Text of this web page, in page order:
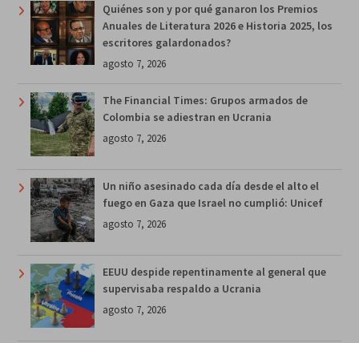
Quiénes son y por qué ganaron los Premios
Anuales de Literatura 2026 e Historia 2025, los
escritores galardonados?
agosto 7, 2026
The Financial Times: Grupos armados de
Colombia se adiestran en Ucrania
agosto 7, 2026
Un niño asesinado cada día desde el alto el
fuego en Gaza que Israel no cumplió: Unicef
agosto 7, 2026
EEUU despide repentinamente al general que
supervisaba respaldo a Ucrania
agosto 7, 2026